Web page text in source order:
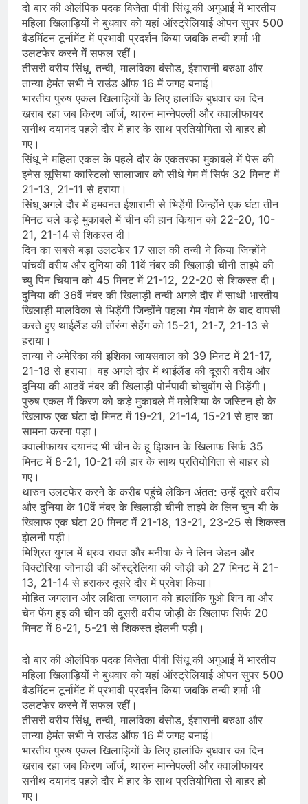
दो बार की ओलंपिक पदक विजेता पीवी सिंधू की अगुआई में भारतीय
महिला खिलाड़ियों ने बुधवार को यहां ऑस्ट्रेलियाई ओपन सुपर 500
बैडमिंटन टूर्नामेंट में प्रभावी प्रदर्शन किया जबकि तन्वी शर्मा भी
उलटफेर करने में सफल रहीं।
तीसरी वरीय सिंधू, तन्वी, मालविका बंसोड, ईशारानी बरुआ और
तान्या हेमंत सभी ने राउंड ऑफ 16 में जगह बनाई।
भारतीय पुरुष एकल खिलाड़ियों के लिए हालांकि बुधवार का दिन
खराब रहा जब किरण जॉर्ज, थारुन मान्नेपल्ली और क्वालीफायर
सनीथ दयानंद पहले दौर में हार के साथ प्रतियोगिता से बाहर हो
गए।
सिंधू ने महिला एकल के पहले दौर के एकतरफा मुकाबले में पेरू की
इनेस लूसिया कास्टिलो सालाजार को सीधे गेम में सिर्फ 32 मिनट में
21-13, 21-11 से हराया।
सिंधू अगले दौर में हमवनत ईशारानी से भिड़ेंगी जिन्होंने एक घंटा तीन
मिनट चले कड़े मुकाबले में चीन की हान कियान को 22-20, 10-
21, 21-14 से शिकस्त दी।
दिन का सबसे बड़ा उलटफेर 17 साल की तन्वी ने किया जिन्होंने
पांचवीं वरीय और दुनिया की 11वें नंबर की खिलाड़ी चीनी ताइपे की
च्यु पिन चियान को 45 मिनट में 21-12, 22-20 से शिकस्त दी।
दुनिया की 36वें नंबर की खिलाड़ी तन्वी अगले दौर में साथी भारतीय
खिलाड़ी मालविका से भिड़ेंगी जिन्होंने पहला गेम गंवाने के बाद वापसी
करते हुए थाईलैंड की तोंरुंग सेहेंग को 15-21, 21-7, 21-13 से
हराया।
तान्या ने अमेरिका की इशिका जायसवाल को 39 मिनट में 21-17,
21-18 से हराया। वह अगले दौर में थाईलैंड की दूसरी वरीय और
दुनिया की आठवें नंबर की खिलाड़ी पोर्नपावी चोचुवोंग से भिड़ेंगी।
पुरुष एकल में किरण को कड़े मुकाबले में मलेशिया के जस्टिन हो के
खिलाफ एक घंटा दो मिनट में 19-21, 21-14, 15-21 से हार का
सामना करना पड़ा।
क्वालीफायर दयानंद भी चीन के हू झिआन के खिलाफ सिर्फ 35
मिनट में 8-21, 10-21 की हार के साथ प्रतियोगिता से बाहर हो
गए।
थारुन उलटफेर करने के करीब पहुंचे लेकिन अंतत: उन्हें दूसरे वरीय
और दुनिया के 10वें नंबर के खिलाड़ी चीनी ताइपे के लिन चुन यी के
खिलाफ एक घंटा 20 मिनट में 21-18, 13-21, 23-25 से शिकस्त
झेलनी पड़ी।
मिश्रित युगल में ध्रुव रावत और मनीषा के ने लिन जेडन और
विक्टोरिया जोनाडी की ऑस्ट्रेलिया की जोड़ी को 27 मिनट में 21-
13, 21-14 से हराकर दूसरे दौर में प्रवेश किया।
मोहित जगलान और लक्षिता जगलान को हालांकि गुओ शिन वा और
चेन फेंग हुइ की चीन की दूसरी वरीय जोड़ी के खिलाफ सिर्फ 20
मिनट में 6-21, 5-21 से शिकस्त झेलनी पड़ी।
दो बार की ओलंपिक पदक विजेता पीवी सिंधू की अगुआई में भारतीय
महिला खिलाड़ियों ने बुधवार को यहां ऑस्ट्रेलियाई ओपन सुपर 500
बैडमिंटन टूर्नामेंट में प्रभावी प्रदर्शन किया जबकि तन्वी शर्मा भी
उलटफेर करने में सफल रहीं।
तीसरी वरीय सिंधू, तन्वी, मालविका बंसोड, ईशारानी बरुआ और
तान्या हेमंत सभी ने राउंड ऑफ 16 में जगह बनाई।
भारतीय पुरुष एकल खिलाड़ियों के लिए हालांकि बुधवार का दिन
खराब रहा जब किरण जॉर्ज, थारुन मान्नेपल्ली और क्वालीफायर
सनीथ दयानंद पहले दौर में हार के साथ प्रतियोगिता से बाहर हो
गए।